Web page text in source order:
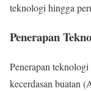
teknologi hingga
Penerapan
Penerapan
kecerdasan buatan